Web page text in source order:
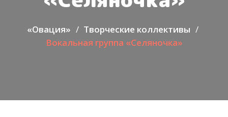
«Овация»
Творческие коллективы
Вокальная группа «Селяночка»